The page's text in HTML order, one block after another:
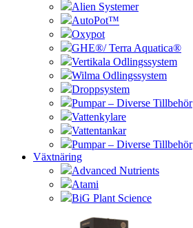
Alien Systemer
AutoPot™
Oxypot
GHE®/ Terra Aquatica®
Vertikala Odlingssystem
Wilma Odlingssystem
Droppsystem
Pumpar – Diverse Tillbehör
Vattenkylare
Vattentankar
Pumpar – Diverse Tillbehör
Växtnäring
Advanced Nutrients
Atami
BiG Plant Science